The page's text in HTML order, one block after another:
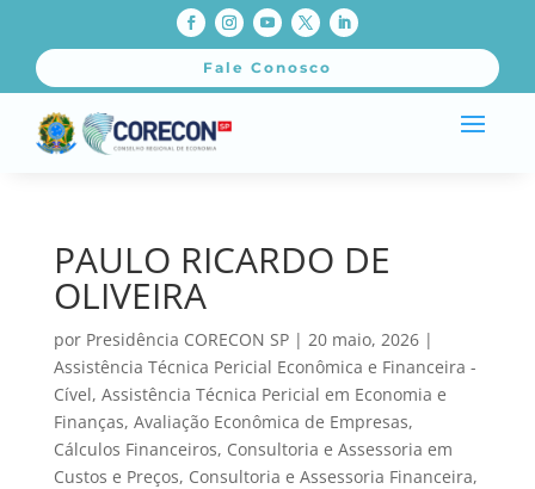
Fale Conosco
PAULO RICARDO DE
OLIVEIRA
por Presidência CORECON SP| 20 maio, 2026|
Assistência Técnica Pericial Econômica e Financeira -
Cível, Assistência Técnica Pericial em Economia e
Finanças, Avaliação Econômica de Empresas,
Cálculos Financeiros, Consultoria e Assessoria em
Custos e Preços, Consultoria e Assessoria Financeira,